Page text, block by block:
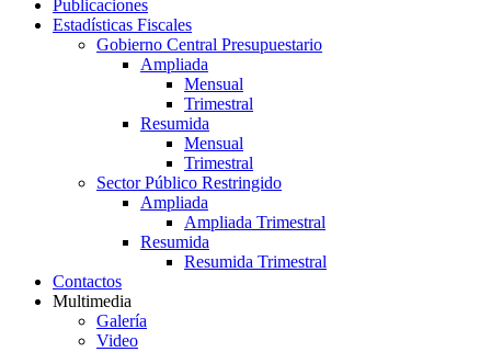
Publicaciones
Estadísticas Fiscales
Gobierno Central Presupuestario
Ampliada
Mensual
Trimestral
Resumida
Mensual
Trimestral
Sector Público Restringido
Ampliada
Ampliada Trimestral
Resumida
Resumida Trimestral
Contactos
Multimedia
Galería
Video